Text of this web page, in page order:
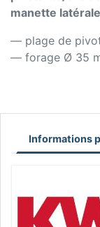
manette
— plage de
— forage Ø 35
Informations